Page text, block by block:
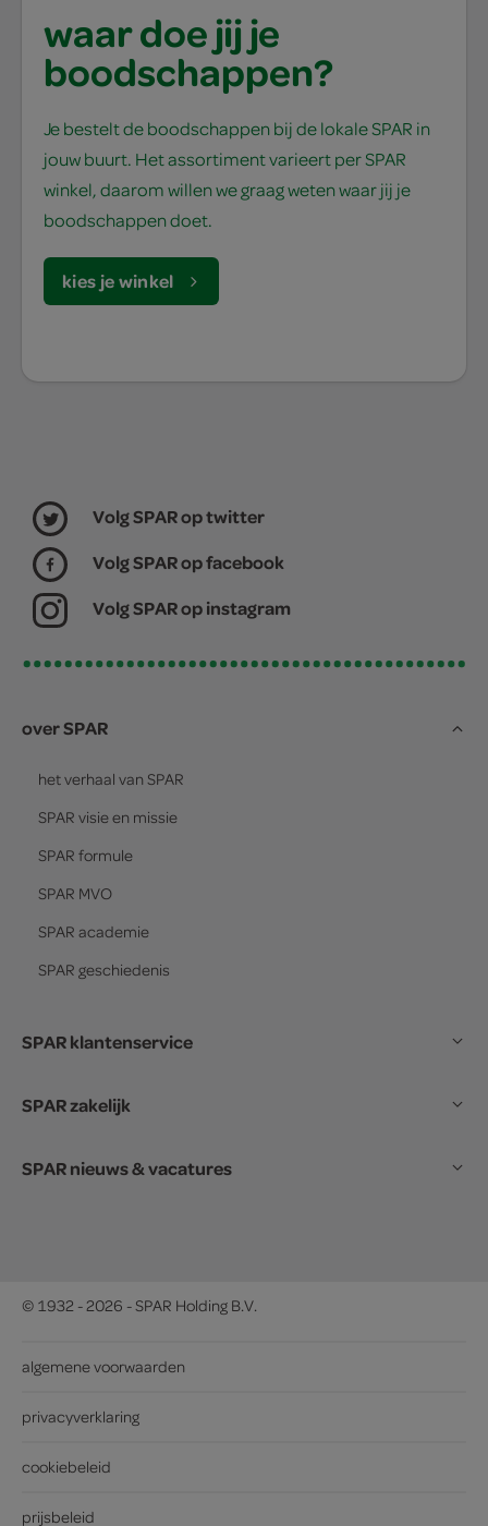
waar doe jij je
boodschappen?
Je bestelt de boodschappen bij de lokale SPAR in
jouw buurt. Het assortiment varieert per SPAR
winkel, daarom willen we graag weten waar jij je
boodschappen doet.
kies je winkel
Volg SPAR op twitter
Volg SPAR op facebook
Volg SPAR op instagram
over SPAR
het verhaal van SPAR
SPAR visie en missie
SPAR formule
SPAR MVO
SPAR academie
SPAR geschiedenis
SPAR klantenservice
SPAR zakelijk
SPAR nieuws & vacatures
© 1932 - 2026 - SPAR Holding B.V.
algemene voorwaarden
privacyverklaring
cookiebeleid
prijsbeleid